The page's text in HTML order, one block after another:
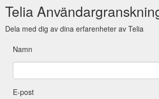
Telia
Dela med dig av dina erfarenheter av Telia
Namn
E-post